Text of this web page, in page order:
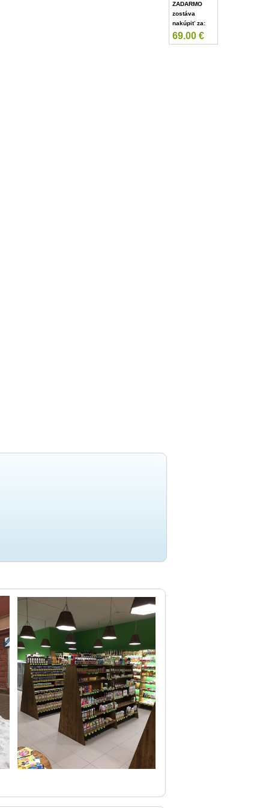
ZADARMO
zostáva
nakúpiť za:
69.00 €